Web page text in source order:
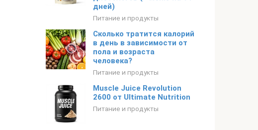
дней)
Питание и продукты
Сколько тратится калорий
в день в зависимости от
пола и возраста
человека?
Питание и продукты
Muscle Juice Revolution
2600 от Ultimate Nutrition
Питание и продукты